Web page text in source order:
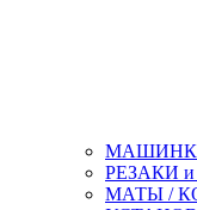
РЕЗАКИ
МАТЫ /